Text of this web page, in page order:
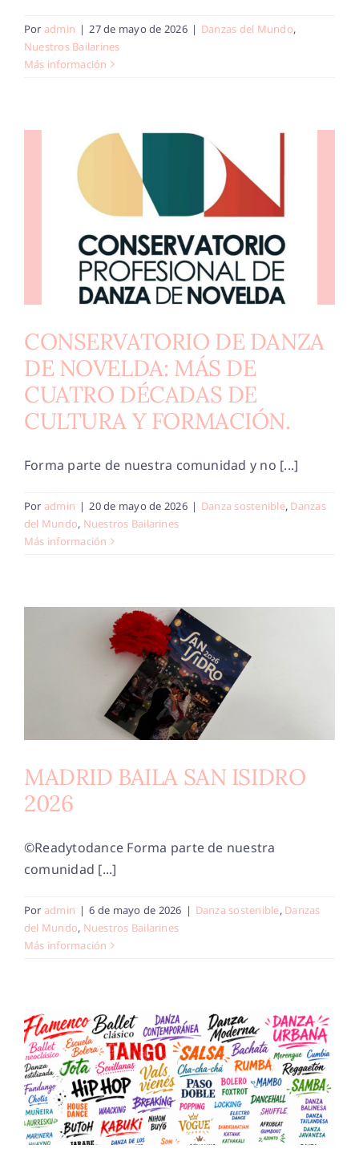
Por admin | 27 de mayo de 2026 | Danzas del Mundo,
Nuestros Bailarines
Más información
CONSERVATORIO DE DANZA
DE NOVELDA: MÁS DE
CUATRO DÉCADAS DE
CULTURA Y FORMACIÓN.
Forma parte de nuestra comunidad y no [...]
Por admin | 20 de mayo de 2026 | Danza sostenible, Danzas
del Mundo, Nuestros Bailarines
Más información
MADRID BAILA SAN ISIDRO
2026
©Readytodance Forma parte de nuestra
comunidad [...]
Por admin | 6 de mayo de 2026 | Danza sostenible, Danzas
del Mundo, Nuestros Bailarines
Más información